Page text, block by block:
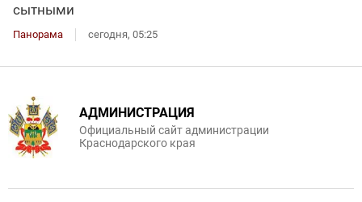
сытными
Панорама сегодня, 05:25
АДМИНИСТРАЦИЯ
Официальный сайт администрации
Краснодарского края